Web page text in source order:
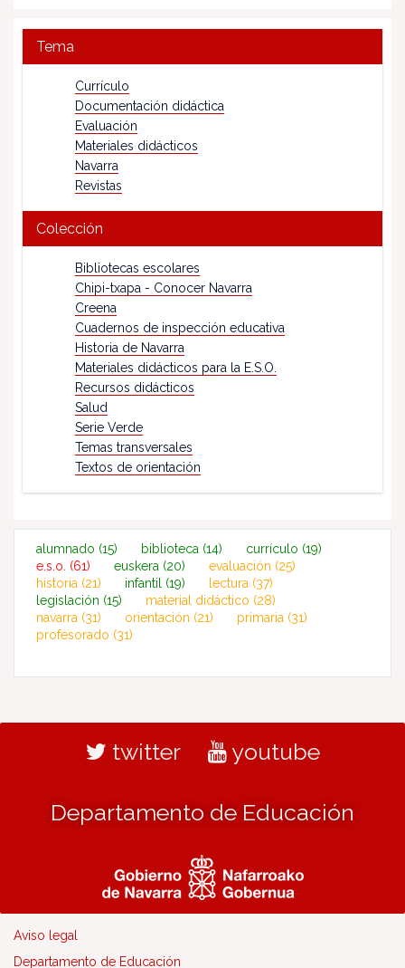
Tema
Currículo
Documentación didáctica
Evaluación
Materiales didácticos
Navarra
Revistas
Colección
Bibliotecas escolares
Chipi-txapa - Conocer Navarra
Creena
Cuadernos de inspección educativa
Historia de Navarra
Materiales didácticos para la E.S.O.
Recursos didácticos
Salud
Serie Verde
Temas transversales
Textos de orientación
alumnado (15) biblioteca (14) currículo (19)
e.s.o. (61) euskera (20) evaluación (25)
historia (21) infantil (19) lectura (37)
legislación (15) material didáctico (28)
navarra (31) orientación (21) primaria (31)
profesorado (31)
twitter youtube
Departamento de Educación
Aviso legal
Departamento de Educación